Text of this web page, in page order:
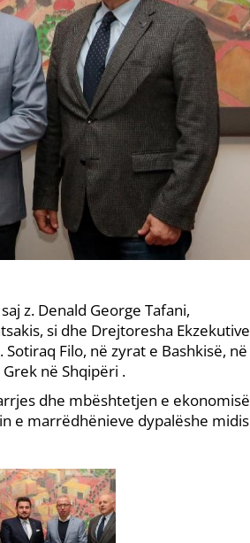
z. Denald George Tafani,
si dhe Drejtoresha Ekzekutive
Filo, në zyrat e Bashkisë, në
në Shqipëri .
dhe mbështetjen e ekonomisë
e marrëdhënieve dypalëshe midis